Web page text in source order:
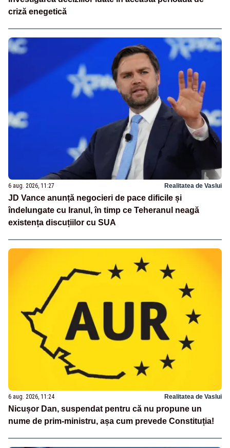
criză enegetică
6 aug. 2026, 11:27 Realitatea de Vaslui
JD Vance anunță negocieri de pace dificile și
îndelungate cu Iranul, în timp ce Teheranul neagă
existența discuțiilor cu SUA
6 aug. 2026, 11:24 Realitatea de Vaslui
Nicușor Dan, suspendat pentru că nu propune un
nume de prim-ministru, așa cum prevede Constituția!